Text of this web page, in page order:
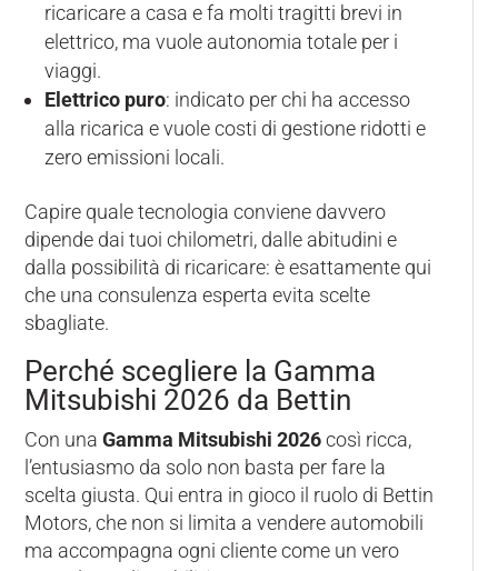
ricaricare a casa e fa molti tragitti brevi in
elettrico, ma vuole autonomia totale per i
viaggi.
Elettrico puro: indicato per chi ha accesso
alla ricarica e vuole costi di gestione ridotti e
zero emissioni locali.
Capire quale tecnologia conviene davvero
dipende dai tuoi chilometri, dalle abitudini e
dalla possibilità di ricaricare: è esattamente qui
che una consulenza esperta evita scelte
sbagliate.
Perché scegliere la Gamma
Mitsubishi 2026 da Bettin
Con unaGamma Mitsubishi 2026così ricca,
l’entusiasmo da solo non basta per fare la
scelta giusta. Qui entra in gioco il ruolo di Bettin
Motors, che non si limita a vendere automobili
ma accompagna ogni cliente come un vero